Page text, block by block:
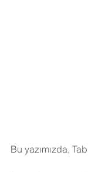
Bu yazımızda,